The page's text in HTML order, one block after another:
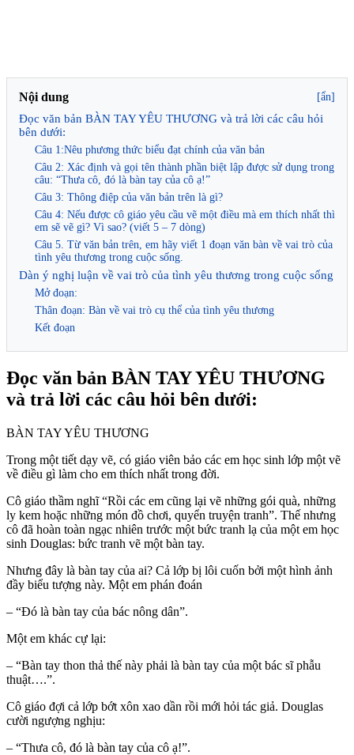
Nội dung [ẩn]
Đọc văn bản BÀN TAY YÊU THƯƠNG và trả lời các câu hỏi
bên dưới:
Câu 1:Nêu phương thức biểu đạt chính của văn bản
Câu 2: Xác định và gọi tên thành phần biệt lập được sử dụng trong
câu: “Thưa cô, đó là bàn tay của cô ạ!”
Câu 3: Thông điệp của văn bản trên là gì?
Câu 4: Nếu được cô giáo yêu cầu vẽ một điều mà em thích nhất thì
em sẽ vẽ gì? Vì sao? (viết 5 – 7 dòng)
Câu 5. Từ văn bản trên, em hãy viết 1 đoạn văn bàn về vai trò của
tình yêu thương trong cuộc sống.
Dàn ý nghị luận về vai trò của tình yêu thương trong cuộc sống
Mở đoạn:
Thân đoạn: Bàn về vai trò cụ thể của tình yêu thương
Kết đoạn
Đọc văn bản BÀN TAY YÊU THƯƠNG
và trả lời các câu hỏi bên dưới:
BÀN TAY YÊU THƯƠNG
Trong một tiết dạy vẽ, có giáo viên bảo các em học sinh lớp một vẽ
về điều gì làm cho em thích nhất trong đời.
Cô giáo thầm nghĩ “Rồi các em cũng lại vẽ những gói quà, những
ly kem hoặc những món đồ chơi, quyển truyện tranh”. Thế nhưng
cô đã hoàn toàn ngạc nhiên trước một bức tranh lạ của một em học
sinh Douglas: bức tranh vẽ một bàn tay.
Nhưng đây là bàn tay của ai? Cả lớp bị lôi cuốn bởi một hình ảnh
đầy biểu tượng này. Một em phán đoán
– “Đó là bàn tay của bác nông dân”.
Một em khác cự lại:
– “Bàn tay thon thả thế này phải là bàn tay của một bác sĩ phẫu
thuật….”.
Cô giáo đợi cả lớp bớt xôn xao dần rồi mới hỏi tác giả. Douglas
cười ngượng nghịu:
– “Thưa cô, đó là bàn tay của cô ạ!”.